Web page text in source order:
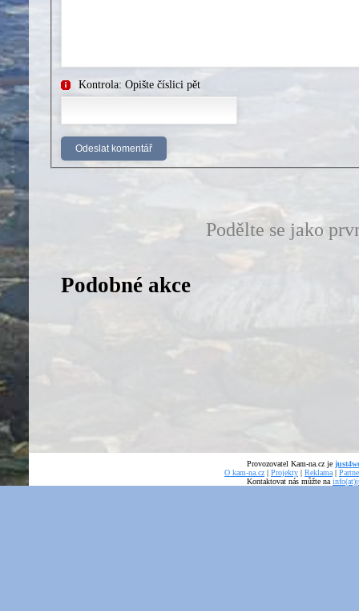
Kontrola: Opište číslici pět
Podělte se jako
Podobné akce
Provozovatel Kam-na.cz je
O kam-na.cz | Projekty | Reklama |
Kontaktovat nás můžte na